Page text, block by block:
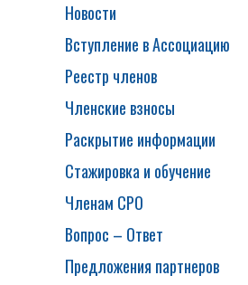
Новости
Вступление в Ассоциацию
Реестр членов
Членские взносы
Раскрытие информации
Стажировка и обучение
Членам СРО
Вопрос – Ответ
Предложения партнеров